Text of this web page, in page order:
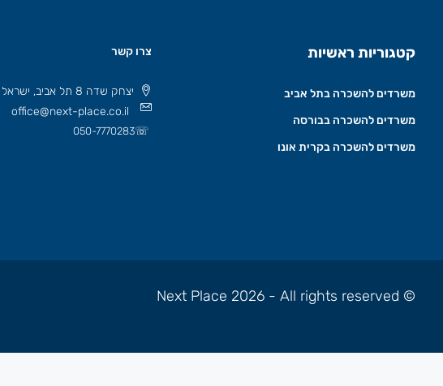
קטגוריות ראשיות
משרדים להשכרה בתל אביב
משרדים להשכרה בבורסה
משרדים להשכרה בקרית אונו
צרו קשר
יצחק שדה 8 תל אביב, ישראל 6777508
office@next-place.co.il
☏
050-7770283
© Next Place 2026 - All rights reserved